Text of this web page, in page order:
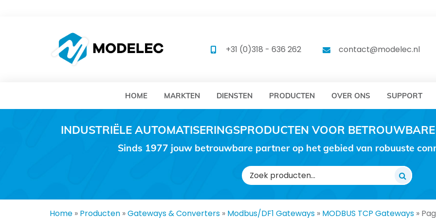
MODELEC MODELEC
+31 (0)318 - 636 262 contact@modelec.nl
HOME MARKTEN DIENSTEN PRODUCTEN OVER ONS SUPPORT
INDUSTRIËLE AUTOMATISERINGSPRODUCTEN VOOR
Sinds 1977 jouw betrouwbare partner op het gebied van robuuste
Zoeken
naar:
Home » Producten »Gateways & Converters » Modbus/DF1 Gateways » MODBUS TCP Gateways »